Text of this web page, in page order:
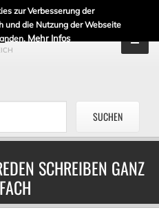
zur Verbesserung der
und die Nutzung der Webseite
Mehr Infos
SCHREIBEN GANZ